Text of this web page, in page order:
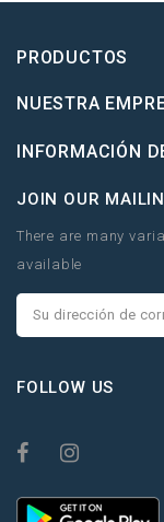
PRODUCTOS
NUESTRA
INFORMACIÓN
JOIN OUR
There are many
available
FOLLOW US